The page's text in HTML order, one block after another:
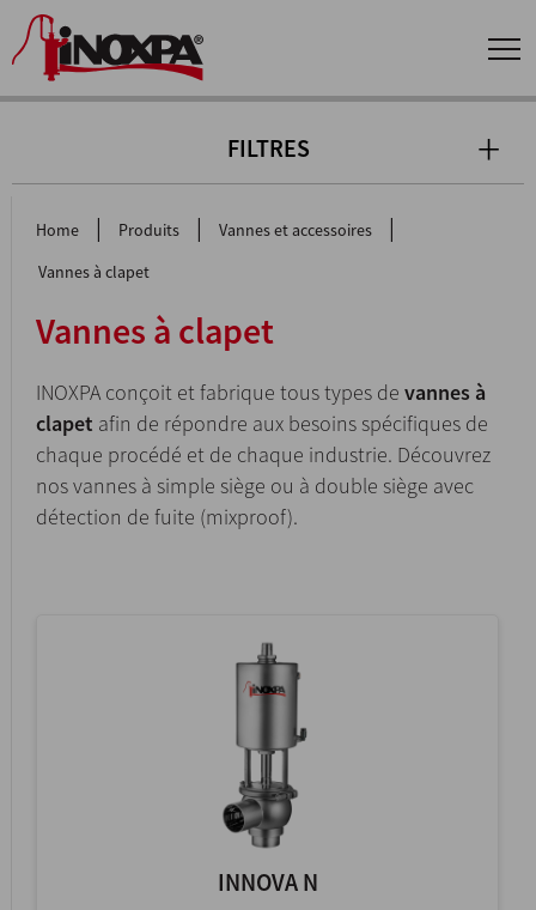
FILTRES
Home | Produits | Vannes et accessoires |
Vannes à clapet
Vannes à clapet
INOXPA conçoit et fabrique tous types de vannes à
clapet afin de répondre aux besoins spécifiques de
chaque procédé et de chaque industrie. Découvrez
nos vannes à simple siège ou à double siège avec
détection de fuite (mixproof).
INNOVA N